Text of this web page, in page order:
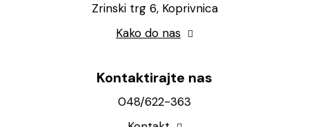
Zrinski trg 6, Koprivnica
Kako do nas
Kontaktirajte nas
048/622-363